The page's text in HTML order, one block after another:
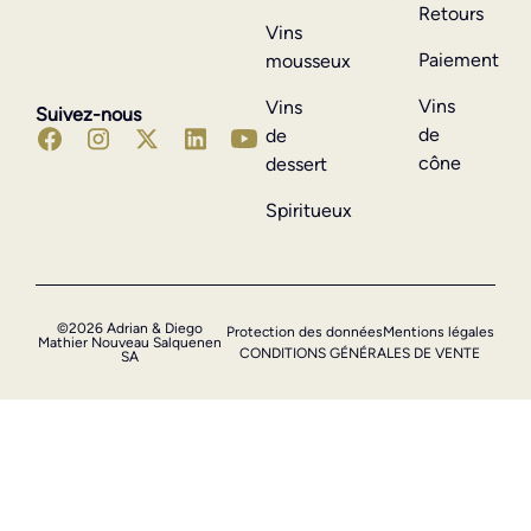
Suivez-nous
Vins
mousseux
Vins
de
dessert
Spiritueux
Retours
Paiement
Vins
de
cône
©2026 Adrian & Diego
Mathier Nouveau Salquenen
SA
Protection des donnéesMentions légales
CONDITIONS GÉNÉRALES DE VENTE